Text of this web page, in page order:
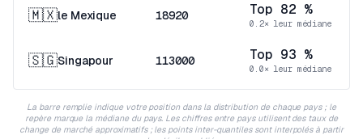
🇲🇽le Mexique 18920 Top 82 %
0.2× leur médiane
🇸🇬Singapour 113000 Top 93 %
0.0× leur médiane
La barre remplie indique votre position dans la distribution de chaque pays ; le
repère marque la médiane du pays. Les chiffres entre pays utilisent des taux de
change de marché approximatifs ; les points inter-quantiles sont interpolés à partir